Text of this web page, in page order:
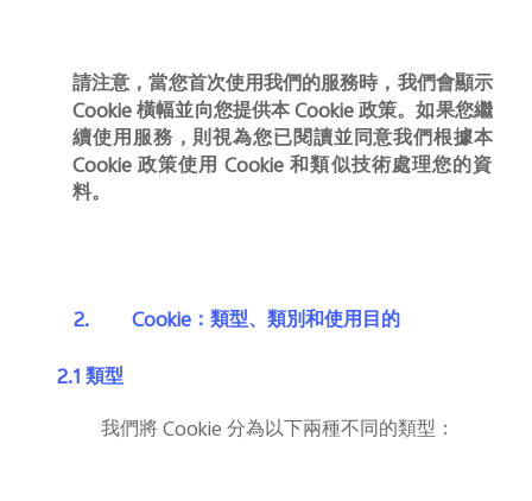
請注意，當您首次使用我們的服務時，我們會顯示
Cookie橫幅並向您提供本Cookie政策。如果您繼
續使用服務，則視為您已閱讀並同意我們根據本
Cookie政策使用 Cookie和類似技術處理您的資
料。
2. Cookie ：類型、類別和使用目的
2.1類型
我們將Cookie分為以下兩種不同的類型：